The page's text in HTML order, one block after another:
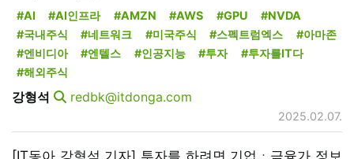
#AI #AI인프라 #AMZN #AWS #GPU
#NVDA
#국내주식
#네트워크 #미국주식 #스펙트럼엑스
#아마존
#엔비디아
#엔텔스 #인공지능 #투자
#투자를IT다
#해외주식
강형석 redbk@itdonga.com
2025.02.07.
[IT동아 강형석 기자] 투자를 하려면 기업ㆍ금융가 정보